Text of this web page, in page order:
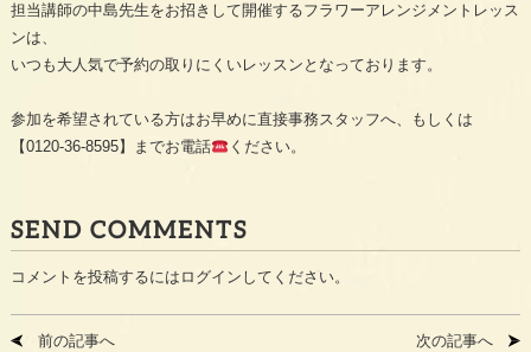
担当講師の中島先生をお招きして開催するフラワーアレンジメントレッス
ンは、
いつも大人気で予約の取りにくいレッスンとなっております。
参加を希望されている方はお早めに直接事務スタッフへ、もしくは
【0120-36-8595】までお電話
ください。
SEND COMMENTS
コメントを投稿するには ログイン してください。
前の記事へ 次の記事へ